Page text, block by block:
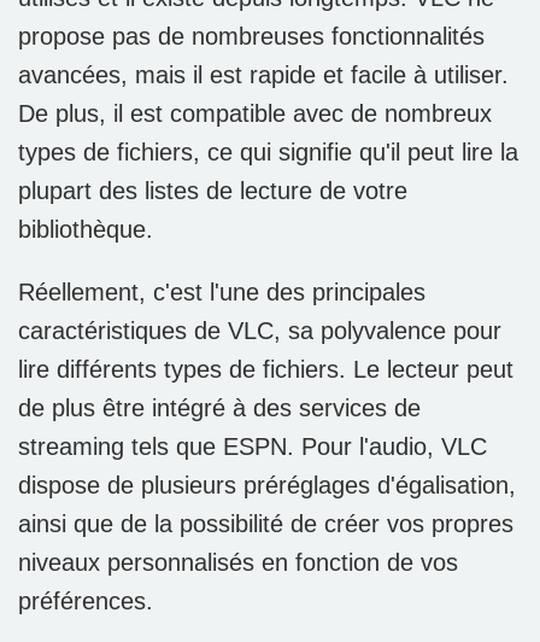
propose pas de nombreuses fonctionnalités
avancées, mais il est rapide et facile à utiliser.
De plus, il est compatible avec de nombreux
types de fichiers, ce qui signifie qu'il peut lire la
plupart des listes de lecture de votre
bibliothèque.
Réellement, c'est l'une des principales
caractéristiques de VLC, sa polyvalence pour
lire différents types de fichiers. Le lecteur peut
de plus être intégré à des services de
streaming tels que ESPN. Pour l'audio, VLC
dispose de plusieurs préréglages d'égalisation,
ainsi que de la possibilité de créer vos propres
niveaux personnalisés en fonction de vos
préférences.